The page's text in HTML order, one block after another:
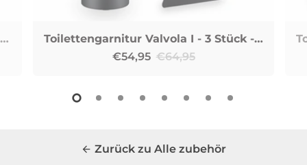
Toilettengarnitur Cerchio I - 3 Stück - Gold
Toilettengarnitur Valvola I - 3 Stück - Schwarz
€54,95 €64,95
arrow_back Zurück zu Alle zubehör